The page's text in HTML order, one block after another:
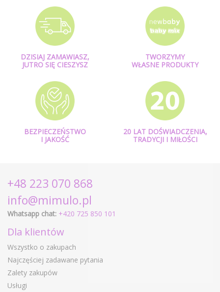
DZISIAJ ZAMAWIASZ,
JUTRO SIĘ CIESZYSZ
TWORZYMY
WŁASNE PRODUKTY
BEZPIECZEŃSTWO
I JAKOŚĆ
20 LAT DOŚWIADCZENIA,
TRADYCJI I MIŁOŚCI
+48 223 070 868
info@mimulo.pl
Whatsapp chat: +420 725 850 101
Dla klientów
Wszystko o zakupach
Najczęściej zadawane pytania
Zalety zakupów
Usługi